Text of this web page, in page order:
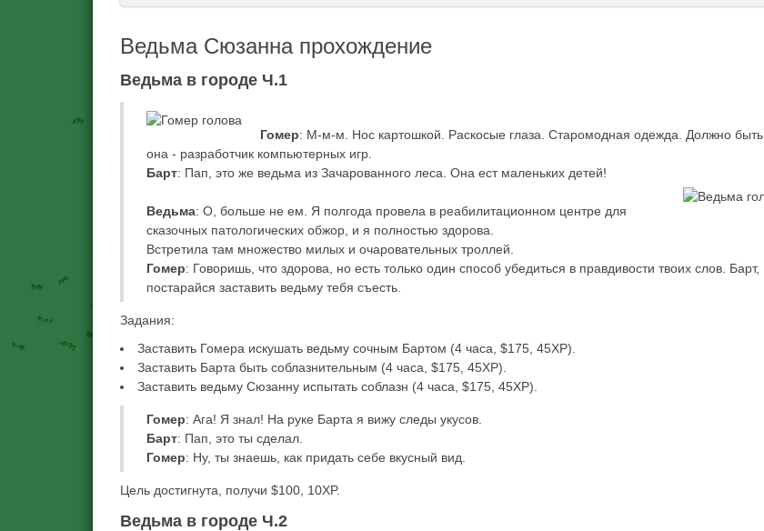
Ведьма Сюзанна прохождение
Ведьма в городе Ч.1
Гомер: М-м-м. Нос картошкой. Раскосые глаза. Старомодная одежда. Должно быть,
она - разработчик компьютерных игр.
Барт: Пап, это же ведьма из Зачарованного леса. Она ест маленьких детей!
Ведьма: О, больше не ем. Я полгода провела в реабилитационном центре для
сказочных патологических обжор, и я полностью здорова.
Встретила там множество милых и очаровательных троллей.
Гомер: Говоришь, что здорова, но есть только один способ убедиться в правдивости твоих слов. Барт,
постарайся заставить ведьму тебя съесть.
Задания:
Заставить Гомера искушать ведьму сочным Бартом (4 часа, $175, 45XP).
Заставить Барта быть соблазнительным (4 часа, $175, 45XP).
Заставить ведьму Сюзанну испытать соблазн (4 часа, $175, 45XP).
Гомер: Ага! Я знал! На руке Барта я вижу следы укусов.
Барт: Пап, это ты сделал.
Гомер: Ну, ты знаешь, как придать себе вкусный вид.
Цель достигнута, получи $100, 10XP.
Ведьма в городе Ч.2